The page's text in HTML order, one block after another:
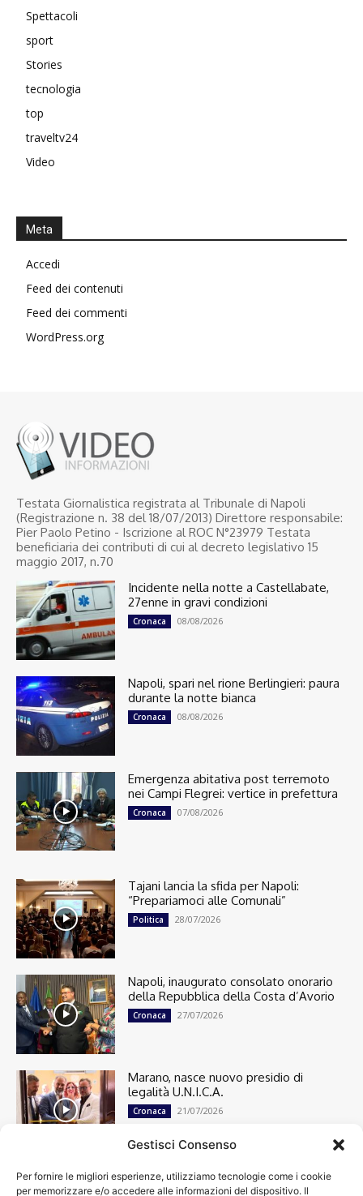
Gestisci Consenso
Per fornire le migliori esperienze, utilizziamo tecnologie come i cookie
per memorizzare e/o accedere alle informazioni del dispositivo. Il
Spettacoli
sport
Stories
tecnologia
top
traveltv24
Video
Meta
Accedi
Feed dei contenuti
Feed dei commenti
WordPress.org
Testata Giornalistica registrata al Tribunale di Napoli
(Registrazione n. 38 del 18/07/2013) Direttore responsabile:
Pier Paolo Petino - Iscrizione al ROC N°23979 Testata
beneficiaria dei contributi di cui al decreto legislativo 15
maggio 2017, n.70
Incidente nella notte a Castellabate,
27enne in gravi condizioni
Cronaca 08/08/2026
Napoli, spari nel rione Berlingieri: paura
durante la notte bianca
Cronaca 08/08/2026
Emergenza abitativa post terremoto
nei Campi Flegrei: vertice in prefettura
Cronaca 07/08/2026
Tajani lancia la sfida per Napoli:
“Prepariamoci alle Comunali”
Politica 28/07/2026
Napoli, inaugurato consolato onorario
della Repubblica della Costa d’Avorio
Cronaca 27/07/2026
Marano, nasce nuovo presidio di
legalità U.N.I.C.A.
Cronaca 21/07/2026
Cronaca
13501